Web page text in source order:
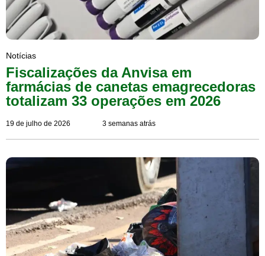
Notícias
Fiscalizações da Anvisa em
farmácias de canetas emagrecedoras
totalizam 33 operações em 2026
19 de julho de 2026 3 semanas atrás